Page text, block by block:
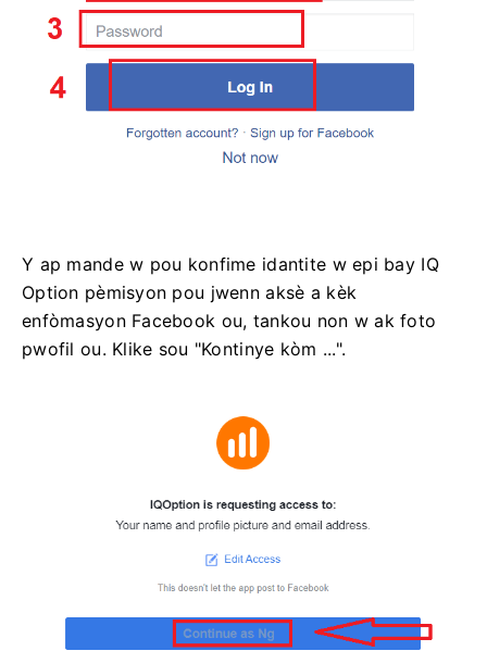
Y ap mande w pou konfime idantite w epi bay IQ
Option pèmisyon pou jwenn aksè a kèk
enfòmasyon Facebook ou, tankou non w ak foto
pwofil ou. Klike sou "Kontinye kòm ...".